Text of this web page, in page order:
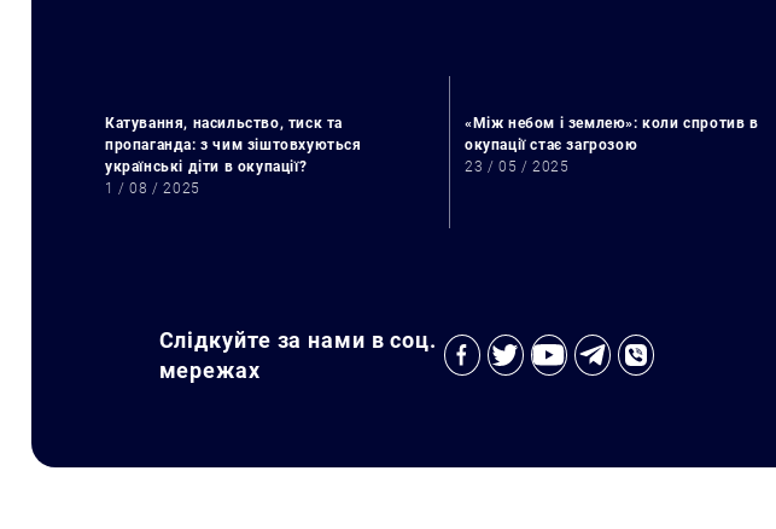
Катування, насильство, тиск та
пропаганда: з чим зіштовхуються
українські діти в окупації?
1 / 08 / 2025
«Між небом і землею»: коли спротив в
окупації стає загрозою
23 / 05 / 2025
Слідкуйте за нами в соц.
мережах